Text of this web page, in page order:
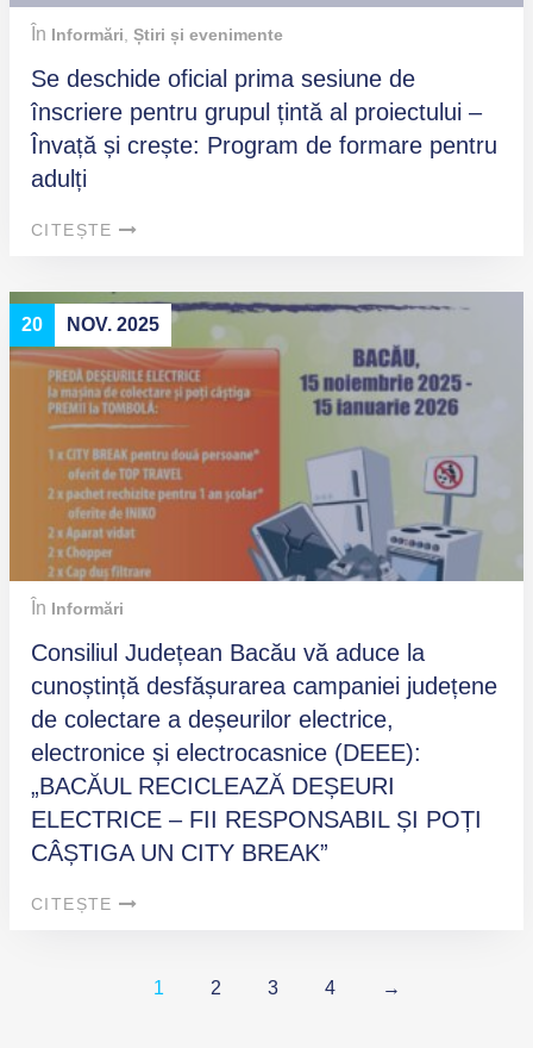
În Informări Știri și evenimente
Se deschide oficial prima sesiune de
înscriere pentru grupul țintă al proiectului –
Învață și crește: Program de formare pentru
adulți
CITEȘTE
20 NOV. 2025
În Informări
Consiliul Județean Bacău vă aduce la
cunoștință desfășurarea campaniei județene
de colectare a deșeurilor electrice,
electronice și electrocasnice (DEEE):
„BACĂUL RECICLEAZĂ DEȘEURI
ELECTRICE – FII RESPONSABIL ȘI POȚI
CÂȘTIGA UN CITY BREAK”
CITEȘTE
1 2 3 4 →